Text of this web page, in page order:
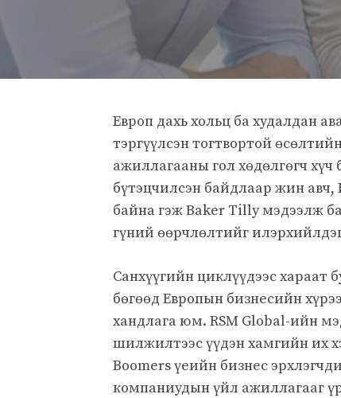
Европ дахь хольц ба худалдан
тэргүүлсэн тогтвортой
ажиллагааны гол хөдөлгөгч хүч
бүтэцчилсэн байдлаар жин авч,
байна гэж Baker Tilly мэдээлж
гүний өөрчлөлтийг
Санхүүгийн циклүүдээс хараат
бөгөөд Европын бизнесийн
хандлага юм. RSM Global-ийн
шилжилтээс үүдэн хамгийн их
Boomers үеийн бизнес
компаниудын үйл ажиллагааг